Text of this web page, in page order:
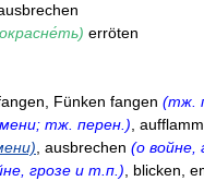
erröten
Fünken fangen (тж.
тж. перен.) ,
, ausbrechen (о войне,
грозе и т.п.) , blicken,